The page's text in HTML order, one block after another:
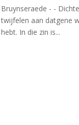
Bruynseraede - -
twijfelen aan datgene
hebt. In die zin is...